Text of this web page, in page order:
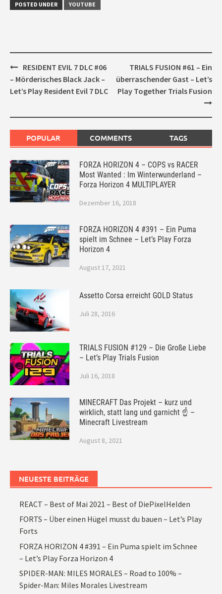
POSTED UNDER YOUTUBE
Post
navigation
RESIDENT EVIL 7 DLC #06
– Mörderisches Black Jack –
Let’s Play Resident Evil 7 DLC
TRIALS FUSION #61 – Ein
überraschender Gast – Let’s
Play Together Trials Fusion
POPULAR COMMENTS TAGS
FORZA HORIZON 4 – COPS vs RACER
Most Wanted : Im Winterwunderland –
Forza Horizon 4 MULTIPLAYER
Dezember 16, 2018
FORZA HORIZON 4 #391 – Ein Puma
spielt im Schnee – Let’s Play Forza
Horizon 4
August 17, 2021
Assetto Corsa erreicht GOLD Status
Juli 28, 2016
TRIALS FUSION #129 – Die Große Liebe
– Let’s Play Trials Fusion
Juli 16, 2018
MINECRAFT Das Projekt – kurz und
wirklich, statt lang und garnicht ☝ –
Minecraft Livestream
August 8, 2021
NEUESTE BEITRÄGE
REACT – Best of Mai 2021 – Best of DiePixelHelden
FORTS – Über einen Hügel musst du bauen – Let’s Play
Forts
FORZA HORIZON 4 #391 – Ein Puma spielt im Schnee
– Let’s Play Forza Horizon 4
SPIDER-MAN: MILES MORALES – Road to 100% –
Spider-Man: Miles Morales Livestream